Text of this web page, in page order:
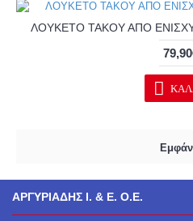
ΛΟΥΚΕΤΟ ΤΑΚΟΥ ΑΠO
ΑΡΓΥΡΙΑΔΗΣ Ι. & Ε. Ο.Ε.